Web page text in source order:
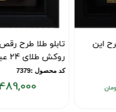
تابلو طلا طرح رقص سماع
روکش طلای 24 عیار
کد محصول :7379
2,489,000